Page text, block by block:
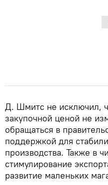
Д. Шмитс не исключил,
закупочной ценой не
обращаться в
поддержкой для
производства. Также в
стимулирование
развитие маленьких